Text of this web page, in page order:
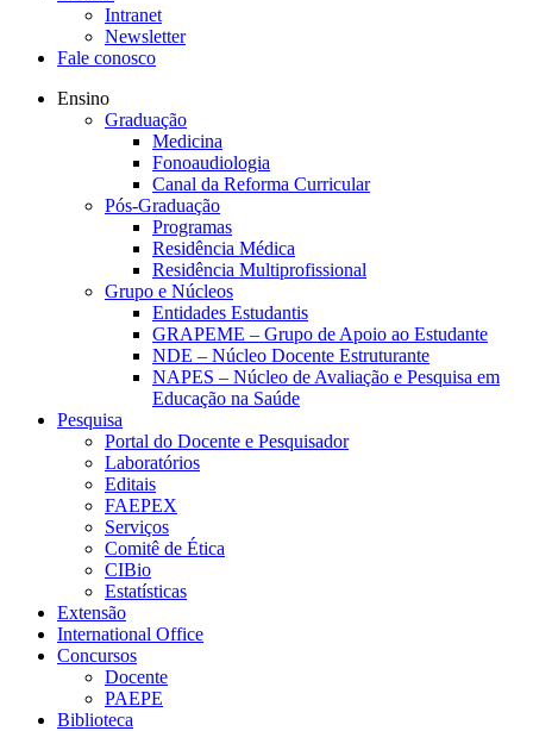
Intranet
Newsletter
Fale conosco
Ensino
Graduação
Medicina
Fonoaudiologia
Canal da Reforma Curricular
Pós-Graduação
Programas
Residência Médica
Residência Multiprofissional
Grupo e Núcleos
Entidades Estudantis
GRAPEME – Grupo de Apoio ao Estudante
NDE – Núcleo Docente Estruturante
NAPES – Núcleo de Avaliação e Pesquisa em
Educação na Saúde
Pesquisa
Portal do Docente e Pesquisador
Laboratórios
Editais
FAEPEX
Serviços
Comitê de Ética
CIBio
Estatísticas
Extensão
International Office
Concursos
Docente
PAEPE
Biblioteca